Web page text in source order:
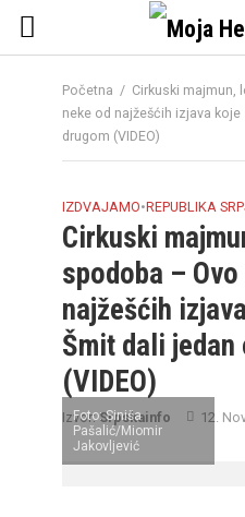
Početna / Cirkuski majmun,
neke od najžešćih izjava
drugom (VIDEO)
IZDVAJAMO•REPUBLIKA
Cirkuski
spodoba – Ovo
najžešćih
Šmit dali jedan
(VIDEO)
Izvor:Srpskainfo 12.
Foto: Siniša
Pašalić/Miomir
Jakovljević